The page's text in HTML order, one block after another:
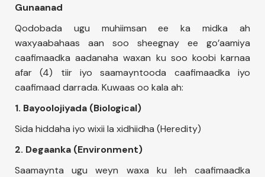
Gunaanad
Qodobada ugu muhiimsan ee ka midka ah
waxyaabahaas aan soo sheegnay ee go’aamiya
caafimaadka aadanaha waxan ku soo koobi karnaa
afar (4) tiir iyo saamayntooda caafimaadka iyo
caafimaad darrada. Kuwaas oo kala ah:
1. Bayoolojiyada (Biological)
Sida hiddaha iyo wixii la xidhiidha (Heredity)
2. Degaanka (Environment)
Saamaynta ugu weyn waxa ku leh caafimaadka